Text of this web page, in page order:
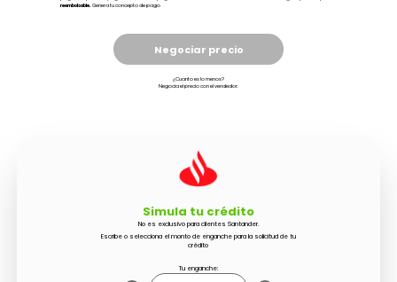
reembolsable.Genera tu concepto de pago
Negociar precio
¿Cuanto es lo menos?
Negocia el precio con el vendedor.
Simula tu crédito
No es exclusivo para clientes Santander.
Escribe o selecciona el monto de enganche para la solicitud de tu
crédito
Tu enganche: